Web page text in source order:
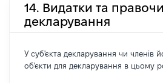
14. Видатки та
декларування
У суб'єкта декларування чи членів
об'єкти для декларування в цьому